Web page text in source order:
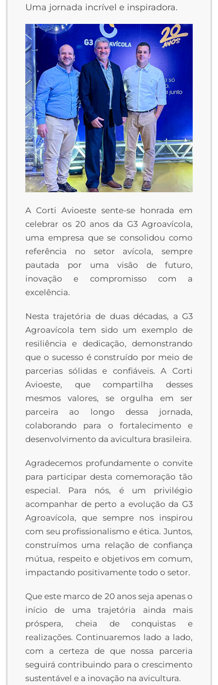
Uma jornada incrível e inspiradora.
A Corti Avioeste sente-se honrada em
celebrar os 20 anos da G3 Agroavícola,
uma empresa que se consolidou como
referência no setor avícola, sempre
pautada por uma visão de futuro,
inovação e compromisso com a
excelência.
Nesta trajetória de duas décadas, a G3
Agroavícola tem sido um exemplo de
resiliência e dedicação, demonstrando
que o sucesso é construído por meio de
parcerias sólidas e confiáveis. A Corti
Avioeste, que compartilha desses
mesmos valores, se orgulha em ser
parceira ao longo dessa jornada,
colaborando para o fortalecimento e
desenvolvimento da avicultura brasileira.
Agradecemos profundamente o convite
para participar desta comemoração tão
especial. Para nós, é um privilégio
acompanhar de perto a evolução da G3
Agroavícola, que sempre nos inspirou
com seu profissionalismo e ética. Juntos,
construímos uma relação de confiança
mútua, respeito e objetivos em comum,
impactando positivamente todo o setor.
Que este marco de 20 anos seja apenas o
início de uma trajetória ainda mais
próspera, cheia de conquistas e
realizações. Continuaremos lado a lado,
com a certeza de que nossa parceria
seguirá contribuindo para o crescimento
sustentável e a inovação na avicultura.